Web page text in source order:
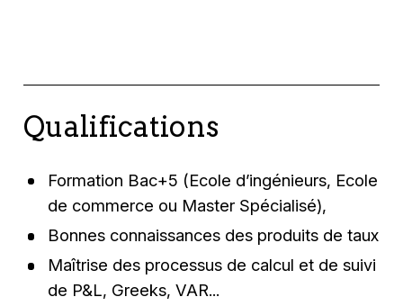
Qualifications
Formation Bac+5 (Ecole d’ingénieurs, Ecole
de commerce ou Master Spécialisé),
Bonnes connaissances des produits de taux
Maîtrise des processus de calcul et de suivi
de P&L, Greeks, VAR...